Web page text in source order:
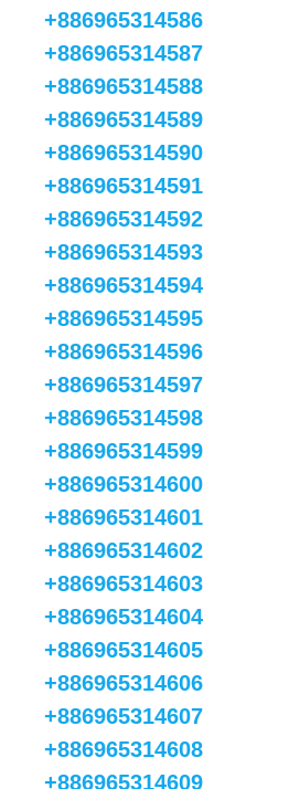
+886965314586
+886965314587
+886965314588
+886965314589
+886965314590
+886965314591
+886965314592
+886965314593
+886965314594
+886965314595
+886965314596
+886965314597
+886965314598
+886965314599
+886965314600
+886965314601
+886965314602
+886965314603
+886965314604
+886965314605
+886965314606
+886965314607
+886965314608
+886965314609